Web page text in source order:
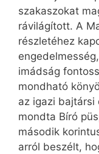
szakaszokat
rávilágított. A
részletéhez
imádság
mondható
az igazi bajtársi
mondta Bíró
második
arról beszélt,